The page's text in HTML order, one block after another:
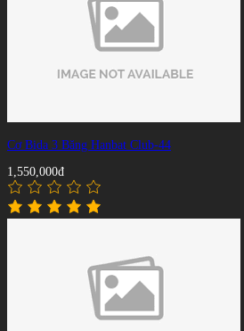
Cơ Bida 3 Băng Hanbat Club-44
1,550,000đ